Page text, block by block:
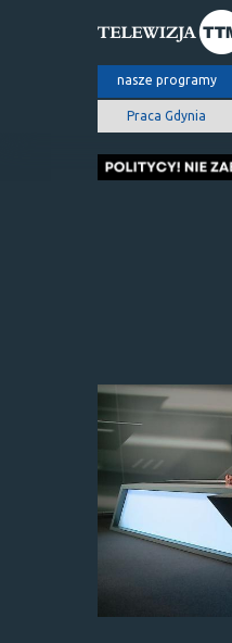
nasze programy
Praca Gdynia